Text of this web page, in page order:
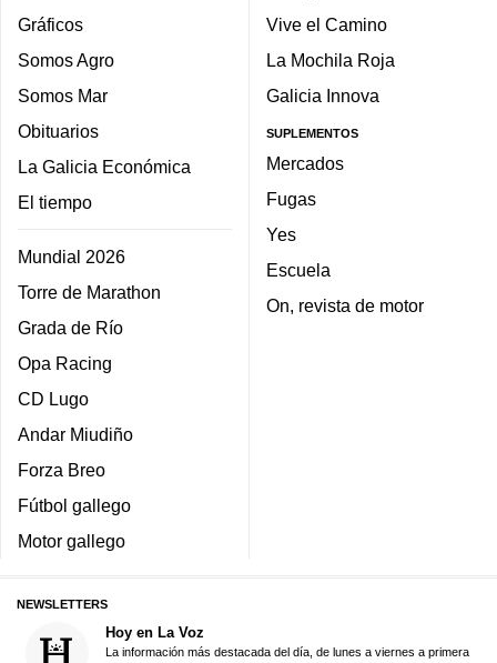
Gráficos
Somos Agro
Somos Mar
Obituarios
La Galicia Económica
El tiempo
Mundial 2026
Torre de Marathon
Grada de Río
Opa Racing
CD Lugo
Andar Miudiño
Forza Breo
Fútbol gallego
Motor gallego
Vive el Camino
La Mochila Roja
Galicia Innova
SUPLEMENTOS
Mercados
Fugas
Yes
Escuela
On, revista de motor
NEWSLETTERS
Hoy en La Voz
La información más destacada del día, de lunes a viernes a primera